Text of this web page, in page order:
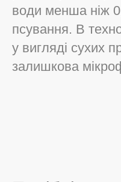
води менша ніж
псування. В
у вигляді сухих
залишкова